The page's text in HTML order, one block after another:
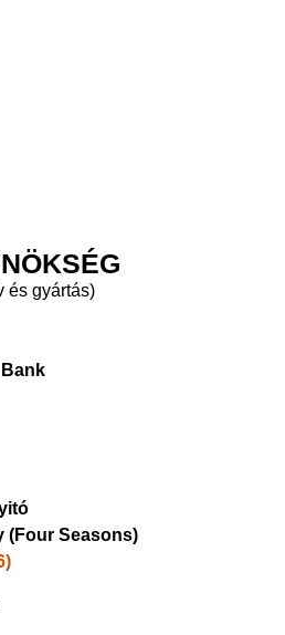
és gyártás)
(Four Seasons)